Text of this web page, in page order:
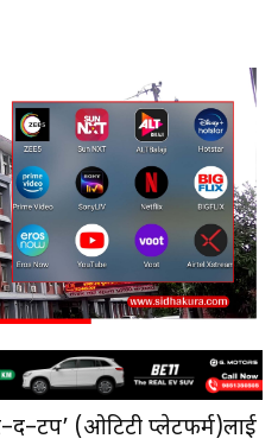
(ओटिटी प्लेटफर्म)लाई